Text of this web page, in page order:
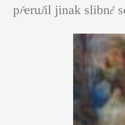
přerušil jinak slibně